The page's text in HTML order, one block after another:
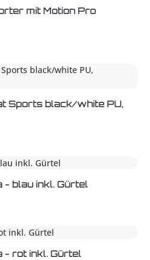
mit Motion Pro
Sports black/white PU,
blau inkl. Gürtel
- rot inkl. Gürtel